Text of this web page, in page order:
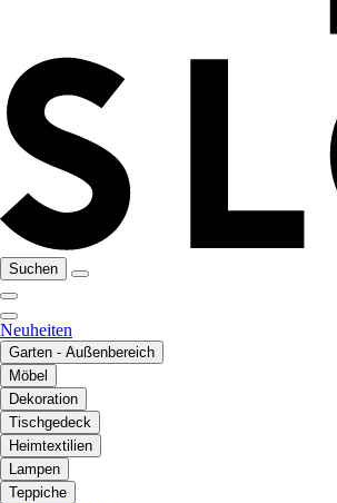
Suchen
Neuheiten
Garten - Außenbereich
Möbel
Dekoration
Tischgedeck
Heimtextilien
Lampen
Teppiche